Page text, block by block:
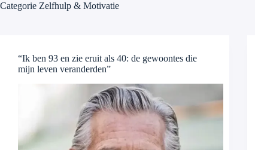
Categorie Zelfhulp & Motivatie
“Ik ben 93 en zie eruit als 40: de gewoontes die
mijn leven veranderden”